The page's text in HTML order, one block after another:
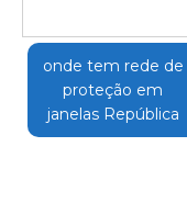
onde tem rede de
proteção em
janelas República